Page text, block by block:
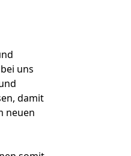
uns
damit
neuen